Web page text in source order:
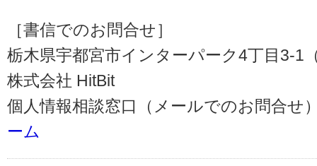
［書信でのお問合せ］
栃木県宇都宮市インターパーク4丁目3-1
株式会社 HitBit
個人情報相談窓口（メールでのお問合せ
ーム